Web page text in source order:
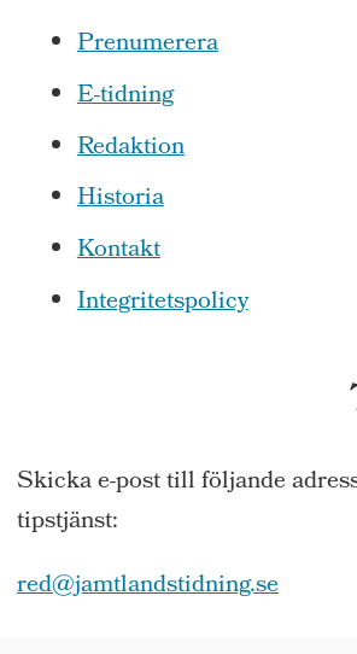
Prenumerera
E-tidning
Redaktion
Historia
Kontakt
Integritetspolicy
Skicka e-post till följande
tipstjänst:
red@jamtlandstidning.se